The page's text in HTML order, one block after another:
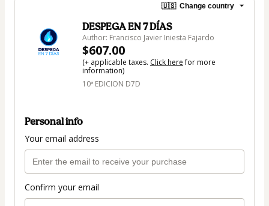
🇺🇸 Change country
DESPEGA EN 7 DÍAS
Author: Francisco Javier Iniesta Fajardo
$607.00
(+ applicable taxes. Click herefor more
information)
10ª EDICION D7D
Personal info
Your email address
Confirm your email